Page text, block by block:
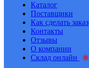
Каталог
Поставщики
Как сделать заказ
Контакты
Отзывы
О компании
Склад онлайн